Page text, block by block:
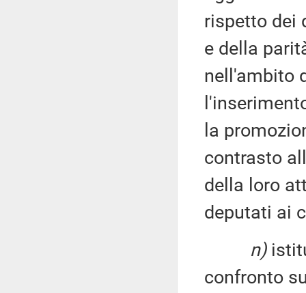
rispetto dei
e della
nell'ambito
la
contrasto
della loro
deputati ai
n)
confronto